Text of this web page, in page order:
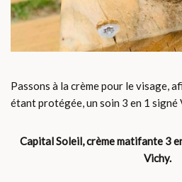
Passons à la crème pour le visage,
étant protégée, un soin 3 en 1 signé
Capital Soleil, crème matifante 3
Vichy.